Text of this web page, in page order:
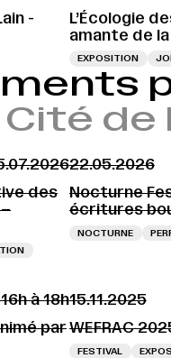
-
L’Écologie
amante de
EXPOSITION
Cité
des
22.05.2026
Nocturne
écritures
NOCTURNE
à 18h
par
15.11.2025
WEFRAC
FESTIVAL